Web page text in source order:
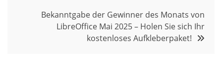
Bekanntgabe der Gewinner des Monats von
LibreOffice Mai 2025 – Holen Sie sich Ihr
kostenloses Aufkleberpaket!